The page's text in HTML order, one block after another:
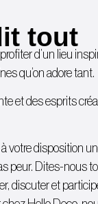
tout
d’un lieu
qu’on adore tant.
et des esprits
votre disposition
peur. Dites-nous
discuter et